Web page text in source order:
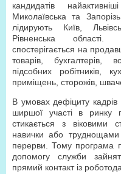
кандидатів
Миколаївська та
лідирують Київ,
Рівненська
спостерігається на
товарів, бухгалтерів,
підсобних робітників,
приміщень, сторожів,
В умовах дефіциту
ширшої участі в ринку
стикається з віковими
навички або
перерви. Тому програма
допомогу служби
прямий контакт із